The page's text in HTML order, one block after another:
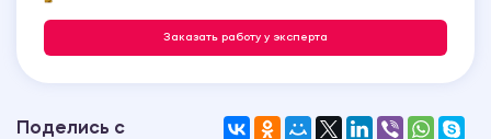
Заказать работу у эксперта
Поделись с